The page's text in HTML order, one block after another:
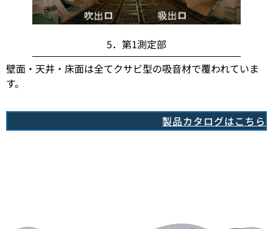
5．第1測定部
壁面・天井・床面は全てクサビ型の吸音材で覆われていま
す。
製品カタログはこちら